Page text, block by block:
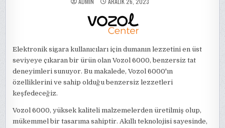
Elektronik sigara kullanıcıları için dumanın lezzetini en üst
seviyeye çıkaran bir ürün olan Vozol 6000, benzersiz tat
deneyimleri sunuyor. Bu makalede, Vozol 6000'ın
özelliklerini ve sahip olduğu benzersiz lezzetleri
keşfedeceğiz.
Vozol 6000, yüksek kaliteli malzemelerden üretilmiş olup,
mükemmel bir tasarıma sahiptir. Akıllı teknolojisi sayesinde,